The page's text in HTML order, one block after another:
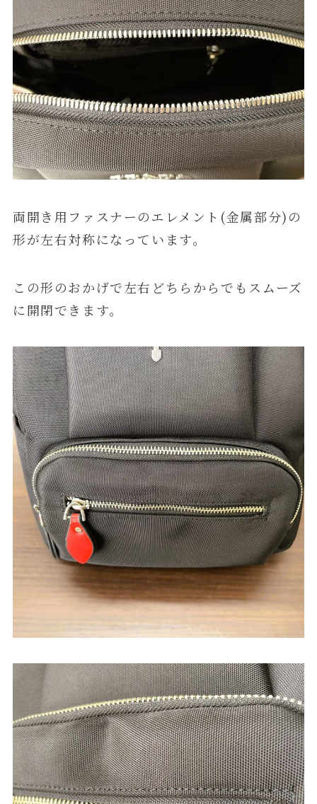
両開き用ファスナーのエレメント(金属部分)の
形が左右対称になっています。
この形のおかげで左右どちらからでもスムーズ
に開閉できます。